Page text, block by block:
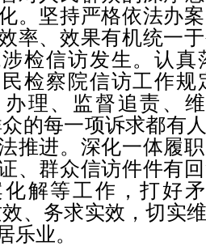
。坚持严格依法办
率、效果有机统一
检信访发生。认真
检察院信访工作规
办理、监督追责、
众的每一项诉求都有
推进。深化一体履
、群众信访件件有
解等工作，打好
效、务求实效，切实
乐业。